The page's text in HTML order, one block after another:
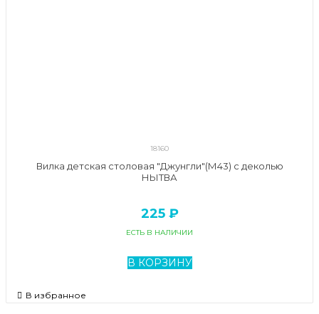
18160
Вилка детская столовая "Джунгли"(М43) с деколью
НЫТВА
225 ₽
ЕСТЬ В НАЛИЧИИ
В КОРЗИНУ
В избранное